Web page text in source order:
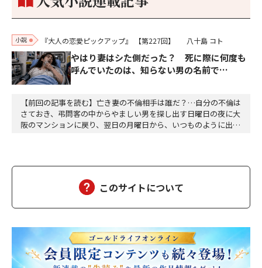
小説 『大人の恋愛ピックアップ』 【第227回】 八十島 コト
やはり妻はシた側だった？ 死に際に何度も
呼んでいたのは、知らない男の名前で…
【前回の記事を読む】亡き妻の不倫相手は誰だ？…自分の不倫は
さておき、弔問客の中からやましい男を探し出す日曜日の夜に大
阪のマンションに戻り、翌日の月曜日から、いつものように出勤
ばれたのだろうか……ついつい達郎は、智子が運ばれる…
このサイトについて